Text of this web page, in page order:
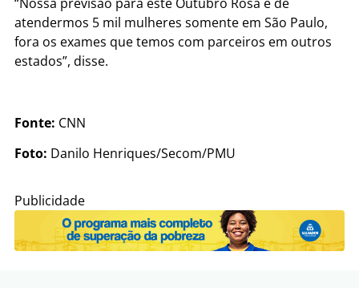
atendermos 5 mil mulheres somente em São Paulo,
fora os exames que temos com parceiros em outros
estados”, disse.
Fonte: CNN
Foto: Danilo Henriques/Secom/PMU
Publicidade